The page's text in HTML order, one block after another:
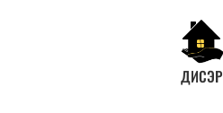
ДИСЭР